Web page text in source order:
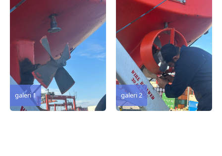
galeri 2
galeri 3